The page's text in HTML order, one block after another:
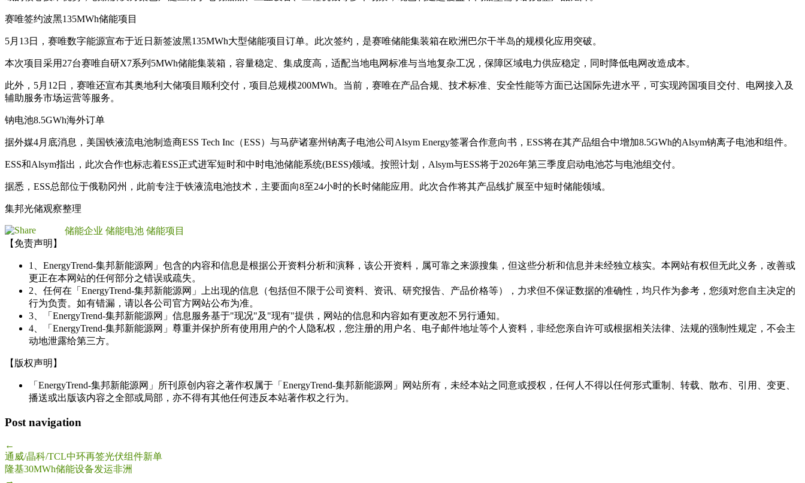
赛唯签约波黑135MWh储能项目
5月13日，赛唯数字能源宣布于近日新签波黑135MWh大型储能项目订单。此次签约，是赛唯储能集装箱在欧洲巴尔干半岛的规模化应用突破。
本次项目采用27台赛唯自研X7系列5MWh储能集装箱，容量稳定、集成度高，适配当地电网标准与当地复杂工况，保障区域电力供应稳定，同时降低电网改造成本。
此外，5月12日，赛唯还宣布其奥地利大储项目顺利交付，项目总规模200MWh。当前，赛唯在产品合规、技术标准、安全性能等方面已达国际先进水平，可实现跨国项目交付、电网接入及
辅助服务市场运营等服务。
钠电池8.5GWh海外订单
据外媒4月底消息，美国铁液流电池制造商ESS Tech Inc（ESS）与马萨诸塞州钠离子电池公司Alsym Energy签署合作意向书，ESS将在其产品组合中增加8.5GWh的Alsym钠离子电池和组件。
ESS和Alsym指出，此次合作也标志着ESS正式进军短时和中时电池储能系统(BESS)领域。按照计划，Alsym与ESS将于2026年第三季度启动电池芯与电池组交付。
据悉，ESS总部位于俄勒冈州，此前专注于铁液流电池技术，主要面向8至24小时的长时储能应用。此次合作将其产品线扩展至中短时储能领域。
集邦光储观察整理
储能企业 储能电池 储能项目
【免责声明】
1、EnergyTrend-集邦新能源网」包含的内容和信息是根据公开资料分析和演释，该公开资料，属可靠之来源搜集，但这些分析和信息并未经独立核实。本网站有权但无此义务，改善或
更正在本网站的任何部分之错误或疏失。
2、任何在「EnergyTrend-集邦新能源网」上出现的信息（包括但不限于公司资料、资讯、研究报告、产品价格等），力求但不保证数据的准确性，均只作为参考，您须对您自主决定的
行为负责。如有错漏，请以各公司官方网站公布为准。
3、「EnergyTrend-集邦新能源网」信息服务基于"现况"及"现有"提供，网站的信息和内容如有更改恕不另行通知。
4、「EnergyTrend-集邦新能源网」尊重并保护所有使用用户的个人隐私权，您注册的用户名、电子邮件地址等个人资料，非经您亲自许可或根据相关法律、法规的强制性规定，不会主
动地泄露给第三方。
【版权声明】
「EnergyTrend-集邦新能源网」所刊原创内容之著作权属于「EnergyTrend-集邦新能源网」网站所有，未经本站之同意或授权，任何人不得以任何形式重制、转载、散布、引用、变更、
播送或出版该内容之全部或局部，亦不得有其他任何违反本站著作权之行为。
Post navigation
←
通威/晶科/TCL中环再签光伏组件新单
隆基30MWh储能设备发运非洲